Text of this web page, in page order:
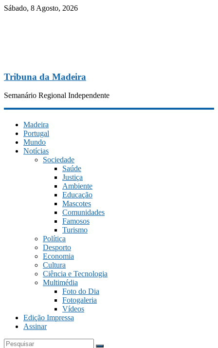
Sábado, 8 Agosto, 2026
Tribuna da Madeira
Semanário Regional Independente
Madeira
Portugal
Mundo
Notícias
Sociedade
Saúde
Justiça
Ambiente
Educação
Mascotes
Comunidades
Famosos
Turismo
Política
Desporto
Economia
Cultura
Ciência e Tecnologia
Multimédia
Foto do Dia
Fotogaleria
Vídeos
Edição Impressa
Assinar